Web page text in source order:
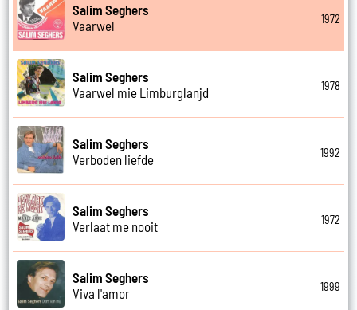
Salim Seghers
Vaarwel
1972
Salim Seghers
Vaarwel mie Limburglanjd
1978
Salim Seghers
Verboden liefde
1992
Salim Seghers
Verlaat me nooit
1972
Salim Seghers
Viva l'amor
1999